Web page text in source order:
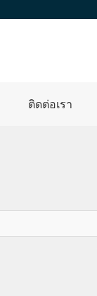
ติดต่อเรา